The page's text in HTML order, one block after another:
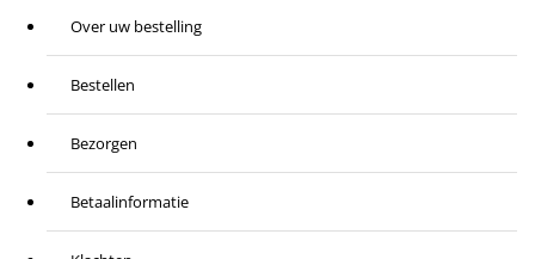
Over uw bestelling
Bestellen
Bezorgen
Betaalinformatie